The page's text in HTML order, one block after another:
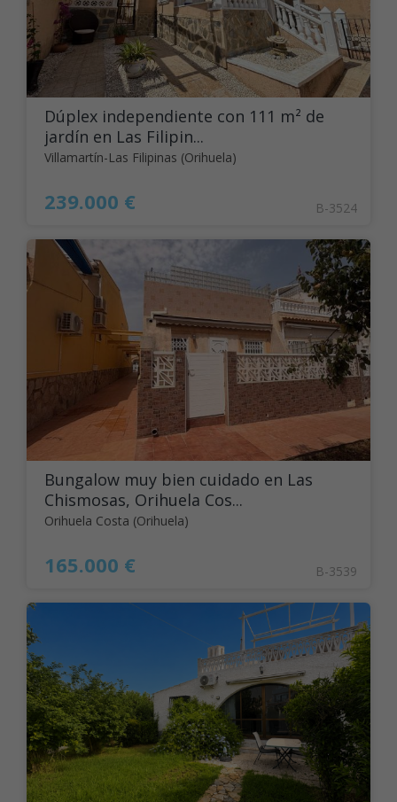
Dúplex independiente con 111 m² de
jardín en Las Filipin...
Villamartín-Las Filipinas (Orihuela)
239.000 € B-3524
Bungalow muy bien cuidado en Las
Chismosas, Orihuela Cos...
Orihuela Costa (Orihuela)
165.000 € B-3539